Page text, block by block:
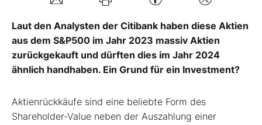
Kontakt
Laut den Analysten der Citibank haben diese Aktien
aus dem S&P500 im Jahr 2023 massiv Aktien
zurückgekauft und dürften dies im Jahr 2024
ähnlich handhaben. Ein Grund für ein Investment?
Aktienrückkäufe sind eine beliebte Form des
Shareholder-Value neben der Auszahlung einer